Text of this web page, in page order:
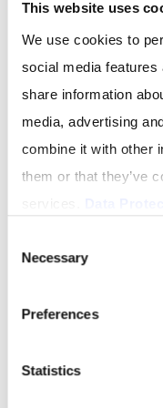
This website uses
We use cookies to
social media
share information
media, advertising
combine it with other
them or that they’ve
Selection
Necessary
Preferences
Statistics
Kundenbestands. So
welchen Personen
und zusätzliche